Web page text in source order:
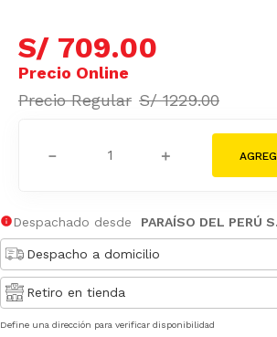
S/ 709.00
S/ 1229.00
＋
－
Despachado desde PARAÍSO DEL PERÚ
Despacho a domicilio
Retiro en tienda
Define una dirección para verificar disponibilidad